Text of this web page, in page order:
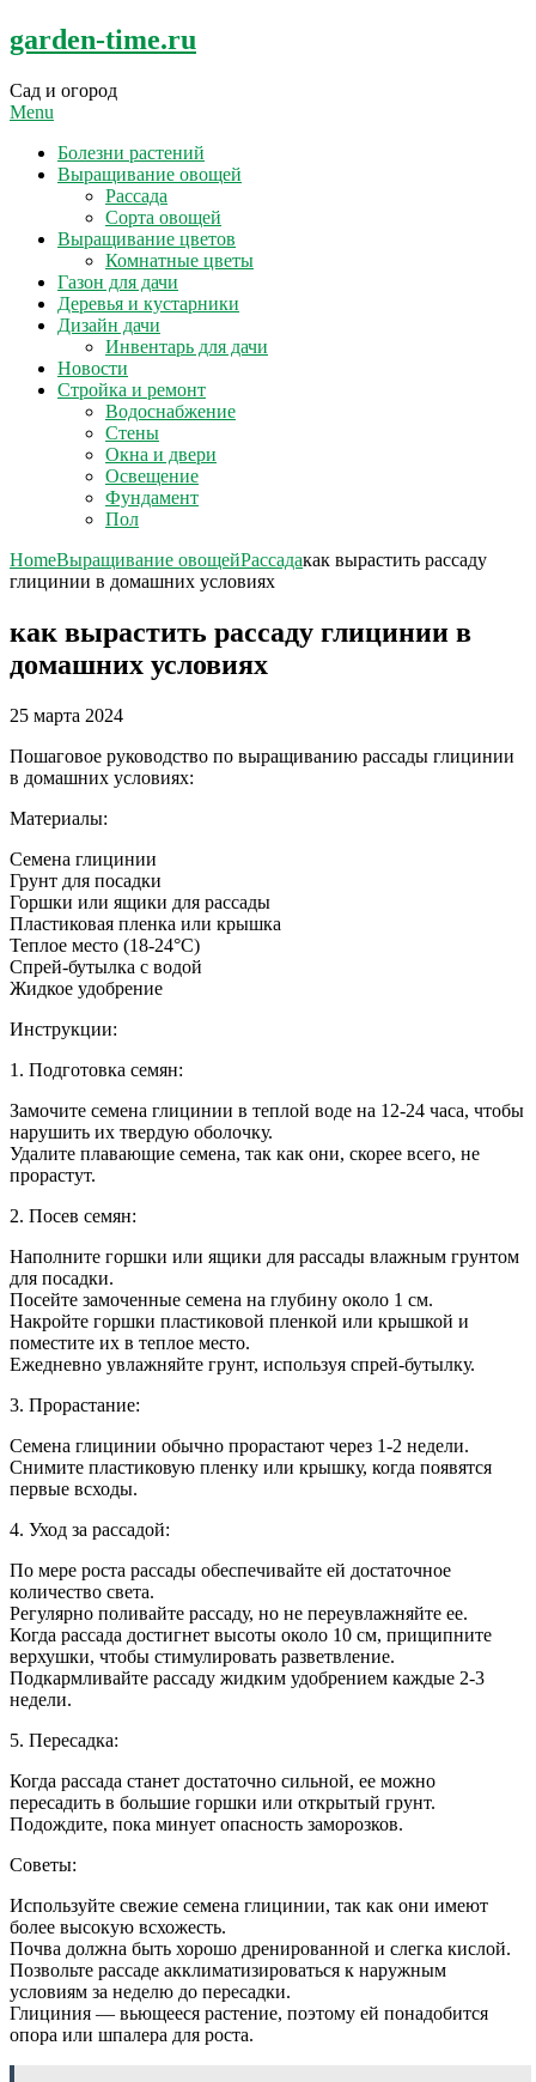
Skip
to
garden-time.ru
Сад и огород
Menu
Болезни растений
Выращивание овощей
Рассада
Сорта овощей
Выращивание цветов
Комнатные цветы
Газон для дачи
Деревья и кустарники
Дизайн дачи
Инвентарь для дачи
Новости
Стройка и ремонт
Водоснабжение
Стены
Окна и двери
Освещение
Фундамент
Пол
HomeВыращивание овощейРассадакак вырастить рассаду
глицинии в домашних условиях
как вырастить рассаду глицинии в
домашних условиях
25 марта 2024
Пошаговое руководство по выращиванию рассады глицинии
в домашних условиях:
Материалы:
Семена глицинии
Грунт для посадки
Горшки или ящики для рассады
Пластиковая пленка или крышка
Теплое место (18-24°C)
Спрей-бутылка с водой
Жидкое удобрение
Инструкции:
1. Подготовка семян:
Замочите семена глицинии в теплой воде на 12-24 часа, чтобы
нарушить их твердую оболочку.
Удалите плавающие семена, так как они, скорее всего, не
прорастут.
2. Посев семян:
Наполните горшки или ящики для рассады влажным грунтом
для посадки.
Посейте замоченные семена на глубину около 1 см.
Накройте горшки пластиковой пленкой или крышкой и
поместите их в теплое место.
Ежедневно увлажняйте грунт, используя спрей-бутылку.
3. Прорастание:
Семена глицинии обычно прорастают через 1-2 недели.
Снимите пластиковую пленку или крышку, когда появятся
первые всходы.
4. Уход за рассадой:
По мере роста рассады обеспечивайте ей достаточное
количество света.
Регулярно поливайте рассаду, но не переувлажняйте ее.
Когда рассада достигнет высоты около 10 см, прищипните
верхушки, чтобы стимулировать разветвление.
Подкармливайте рассаду жидким удобрением каждые 2-3
недели.
5. Пересадка:
Когда рассада станет достаточно сильной, ее можно
пересадить в большие горшки или открытый грунт.
Подождите, пока минует опасность заморозков.
Советы:
Используйте свежие семена глицинии, так как они имеют
более высокую всхожесть.
Почва должна быть хорошо дренированной и слегка кислой.
Позвольте рассаде акклиматизироваться к наружным
условиям за неделю до пересадки.
Глициния — вьющееся растение, поэтому ей понадобится
опора или шпалера для роста.